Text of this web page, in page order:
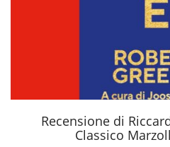
Recensione di
Classico